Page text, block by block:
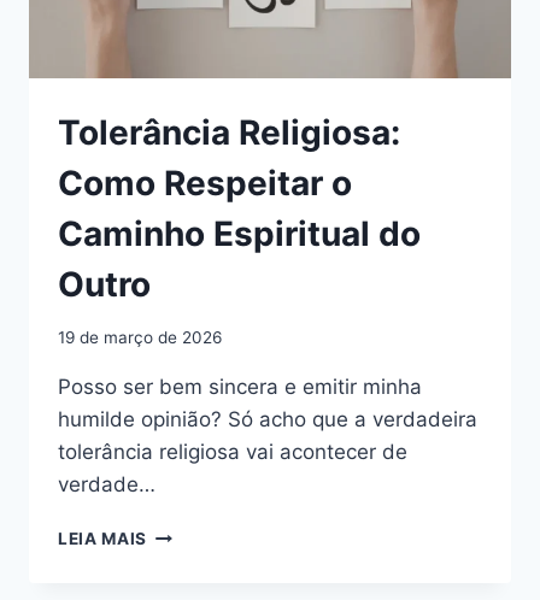
Tolerância Religiosa:
Como Respeitar o
Caminho Espiritual do
Outro
19 de março de 2026
Posso ser bem sincera e emitir minha
humilde opinião? Só acho que a verdadeira
tolerância religiosa vai acontecer de
verdade…
LEIA MAIS TOLERÂNCIA